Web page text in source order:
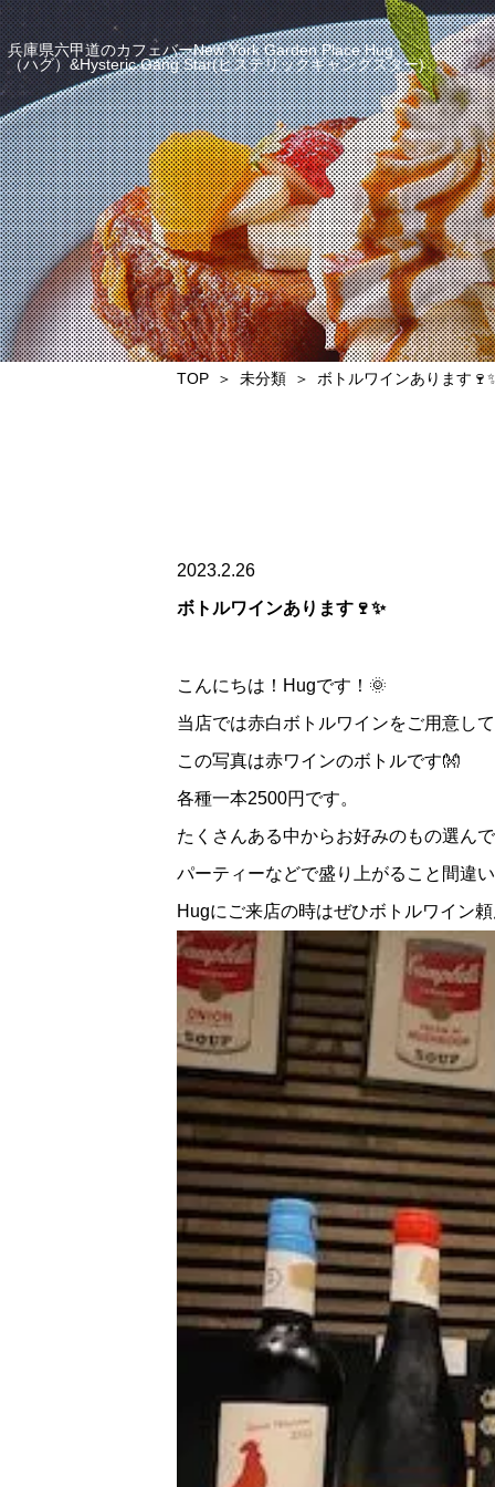
兵庫県六甲道のカフェバーNew York Garden Place Hug
（ハグ）&Hysteric Gang Star(ヒステリックギャングスター)
TOP 未分類 ボトルワインあります
2023.2.26
ボトルワインあります🍷✨
こんにちは！Hugです！🌞
当店では赤白ボトルワインをご用意し
この写真は赤ワインのボトルです👐
各種一本2500円です。
たくさんある中からお好みのもの選ん
パーティーなどで盛り上がること間違
Hugにご来店の時はぜひボトルワイン